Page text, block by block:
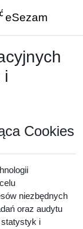
eSezam
i
Cookies
niezbędnych
oraz audytu
i